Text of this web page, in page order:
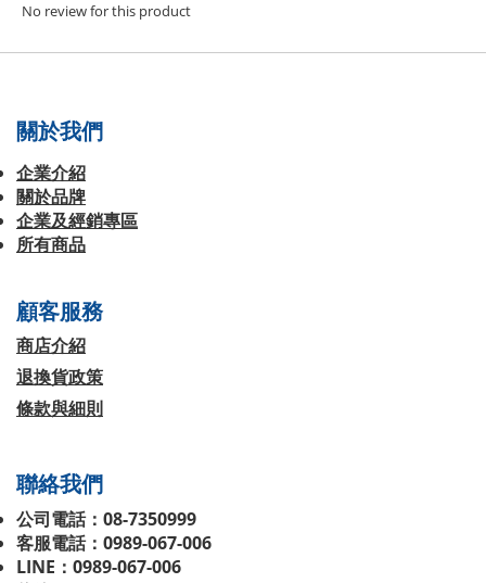
No review for this product
關於我們
企業介紹
關於品牌
企業及經銷專區
所有商品
顧客服務
商店介紹
退換貨政策
條款與細則
聯絡我們
公司電話：08-7350999
客服電話：0989-067-006
LINE：0989-067-006